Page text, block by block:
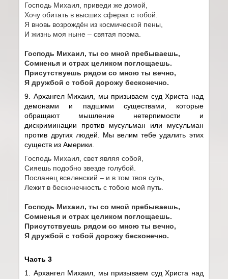
Господь Михаил, приведи же домой,
Хочу обитать в высших сферах с тобой.
Я вновь возрождён из космической пены,
И жизнь моя ныне – святая поэма.
Господь Михаил, ты со мной пребываешь,
Сомненья и страх целиком поглощаешь.
Присутствуешь рядом со мною ты вечно,
Я дружбой с тобой дорожу бесконечно.
9. Архангел Михаил, мы призываем суд Христа над
демонами и падшими существами, которые
обращают мышление нетерпимости и
дискриминации против мусульман или мусульман
против других людей. Мы велим тебе удалить этих
существ из Америки.
Господь Михаил, свет являя собой,
Сияешь подобно звезде голубой.
Посланец вселенский – и в том твоя суть,
Лежит в бесконечность с тобою мой путь.
Господь Михаил, ты со мной пребываешь,
Сомненья и страх целиком поглощаешь.
Присутствуешь рядом со мною ты вечно,
Я дружбой с тобой дорожу бесконечно.
Часть 3
1. Архангел Михаил, мы призываем суд Христа над